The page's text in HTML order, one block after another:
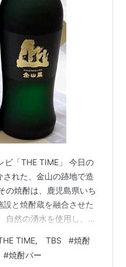
「THE TIME」 今日の
れた、金山の跡地で造
の焼酎は、鹿児島県いち
と焼酎蔵を融合させた
自然の湧水を使用し、か
る味わいと香りが加わ
るのです。 ロックや水
TIME, TBS #焼酎
#焼酎バー